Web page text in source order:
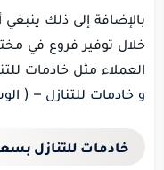
بالإضافة إلى ذلك
خلال توفير فروع في
العملاء مثل خادمات
و خادمات للتنازل – (
خادمات للتنازل